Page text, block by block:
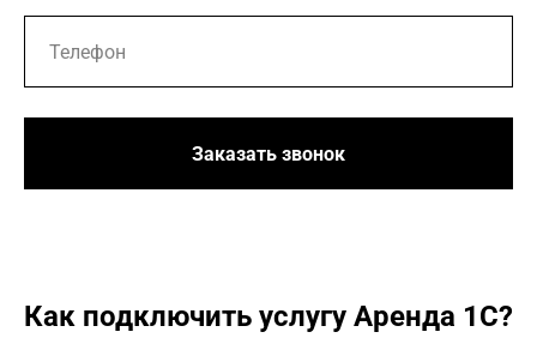
Заказать звонок
Как подключить услугу Аренда 1С?